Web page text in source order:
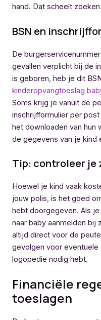
hand. Dat scheelt
BSN en
De
gevallen verplicht bij de
is geboren, heb je dit
kinderopvangtoeslag
Soms krijg je vanuit de
inschrijfformulier per
het downloaden van hun
de gegevens van je kind
Tip: controleer je
Hoewel je kind vaak
jouw polis, is het goed
hebt doorgegeven. Als
naar baby aanmelden bij
altijd direct voor de
gevolgen voor
logopedie nodig hebt.
Financiële
toeslagen